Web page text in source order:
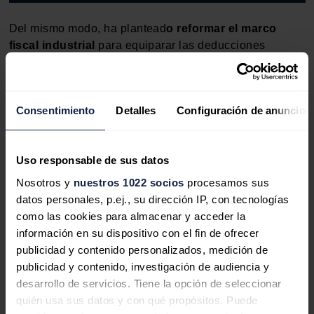
Consentimiento Detalles Configuración de anuncios
Uso responsable de sus datos
Nosotros y nuestros 1022 socios procesamos sus
datos personales, p.ej., su dirección IP, con tecnologías
como las cookies para almacenar y acceder la
información en su dispositivo con el fin de ofrecer
publicidad y contenido personalizados, medición de
publicidad y contenido, investigación de audiencia y
desarrollo de servicios. Tiene la opción de seleccionar
quién usa sus datos y con qué propósitos. Puede
Del mismo modo, ha plantead o reformar el marco
fiscal industrial para equiparar las deducciones
fiscales a los estándares de los países que son los dos
Europa,
Por otro lado, ha abierto la puerta a
un sector muy disgregado, y ha animado a una mayor
alianza entre la universidad y la empresa para mejorar
la formación y la transferencia de conocimientos.
La crisis arancelaria en el sector
automovilístico
Por último, Feijóo se ha referido a lacrisis arancelaria,
como el el problema más inmediato que enfrenta el